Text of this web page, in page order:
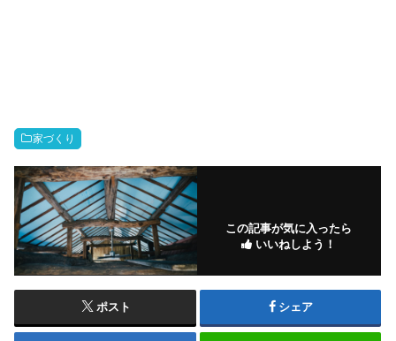
家づくり
この記事が気に入ったら
いいねしよう！
ポスト シェア